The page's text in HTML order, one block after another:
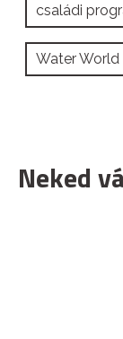
családi
Water World
Neked